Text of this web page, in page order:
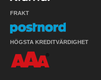
FRAKT
HÖGSTA KREDITVÄRDIGHET